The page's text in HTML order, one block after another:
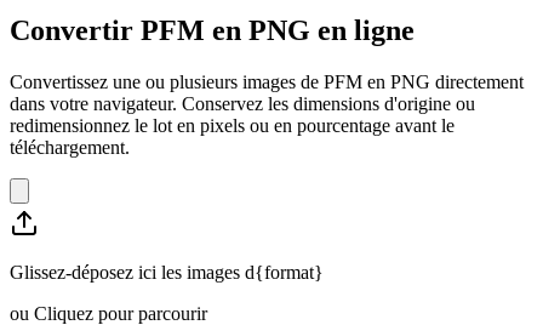
Convertir PFM en PNG en ligne
Convertissez une ou plusieurs images de PFM en PNG directement
dans votre navigateur. Conservez les dimensions d'origine ou
redimensionnez le lot en pixels ou en pourcentage avant le
téléchargement.
Glissez-déposez ici les images d{format}
ou Cliquez pour parcourir